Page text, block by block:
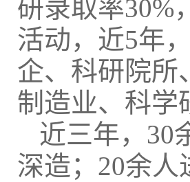
研录取率30%
活动，近5年
企、科研院所
制造业、科学
近三年，30
深造；20余